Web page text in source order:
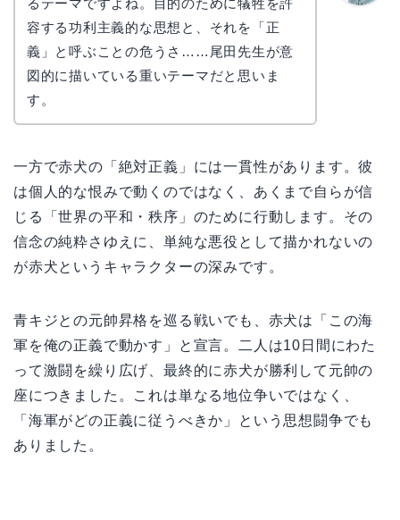
容する功利主義的な思想と、それを「正
義」と呼ぶことの危うさ……尾田先生が意
図的に描いている重いテーマだと思いま
す。
一方で赤犬の「絶対正義」には一貫性があります。彼
は個人的な恨みで動くのではなく、あくまで自らが信
じる「世界の平和・秩序」のために行動します。その
信念の純粋さゆえに、単純な悪役として描かれないの
が赤犬というキャラクターの深みです。
青キジとの元帥昇格を巡る戦いでも、赤犬は「この海
軍を俺の正義で動かす」と宣言。二人は10日間にわた
って激闘を繰り広げ、最終的に赤犬が勝利して元帥の
座につきました。これは単なる地位争いではなく、
「海軍がどの正義に従うべきか」という思想闘争でも
ありました。